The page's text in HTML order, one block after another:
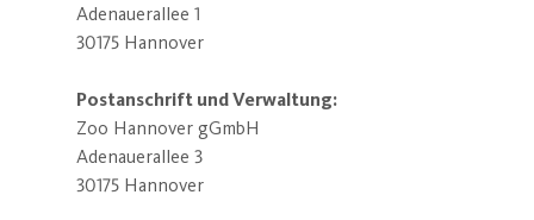
Adenauerallee 1
30175 Hannover
Postanschrift und Verwaltung:
Zoo Hannover gGmbH
Adenauerallee 3
30175 Hannover